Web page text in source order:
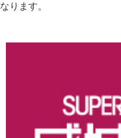
なります。